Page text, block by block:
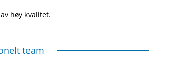
høy kvalitet.
team